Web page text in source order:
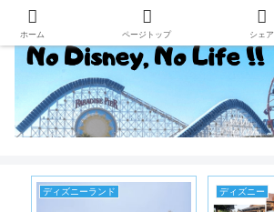
ディズニーシー
ホーム ページトップ シェア